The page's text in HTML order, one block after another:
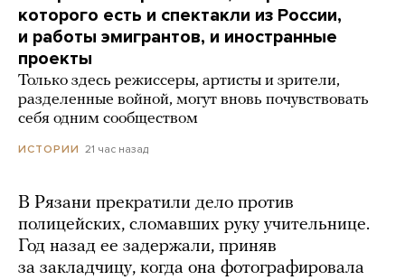
которого есть и спектакли из России,
и работы эмигрантов, и иностранные
проекты
Только здесь режиссеры, артисты и зрители,
разделенные войной, могут вновь почувствовать
себя одним сообществом
ИСТОРИИ 21 час назад
В Рязани прекратили дело против
полицейских, сломавших руку учительнице.
Год назад ее задержали, приняв
за закладчицу, когда она фотографировала